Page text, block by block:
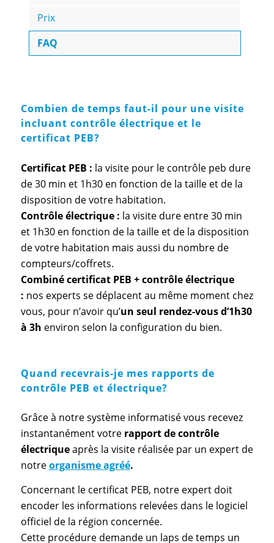
Prix
FAQ
Combien de temps faut-il pour une visite
incluant contrôle électrique et le
certificat PEB?
Certificat PEB : la visite pour le contrôle peb dure
de 30 min et 1h30 en fonction de la taille et de la
disposition de votre habitation.
Contrôle électrique : la visite dure entre 30 min
et 1h30 en fonction de la taille et de la disposition
de votre habitation mais aussi du nombre de
compteurs/coffrets.
Combiné certificat PEB + contrôle électrique
: nos experts se déplacent au même moment chez
vous, pour n’avoir qu’un seul rendez-vous d’1h30
à 3h environ selon la configuration du bien.
Quand recevrais-je mes rapports de
contrôle PEB et électrique?
Grâce à notre système informatisé vous recevez
instantanément votre rapport de contrôle
électriqueaprès la visite réalisée par un expert de
notreorganisme agréé.
Concernant le certificat PEB, notre expert doit
encoder les informations relevées dans le logiciel
officiel de la région concernée.
Cette procédure demande un laps de temps un